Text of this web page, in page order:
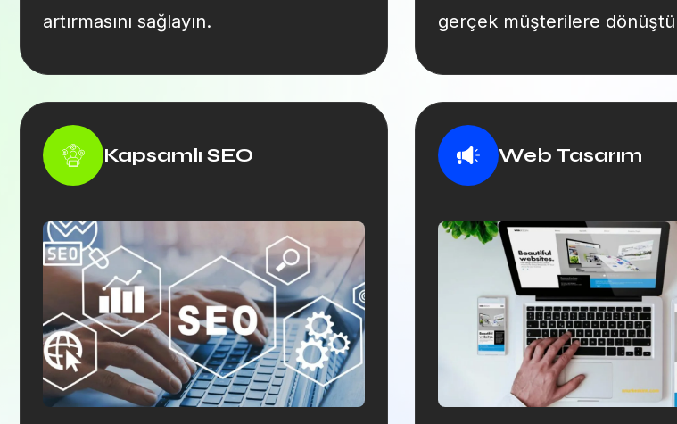
artırmasını sağlayın.
gerçek müşterilere
Kapsamlı SEO Web Tasarım